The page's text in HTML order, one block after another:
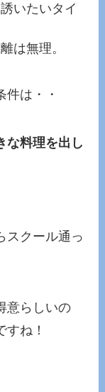
いたいタイ
は無理。
は・・
な料理を出し
スクール通っ
意らしいの
ね！